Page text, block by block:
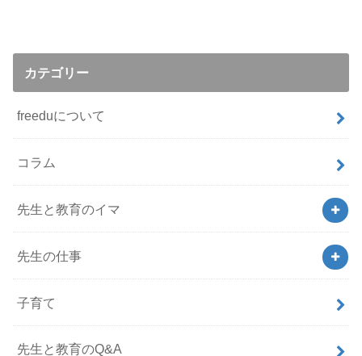
カテゴリー
freeduについて
コラム
先生と教育のイマ
先生の仕事
子育て
先生と教育のQ&A